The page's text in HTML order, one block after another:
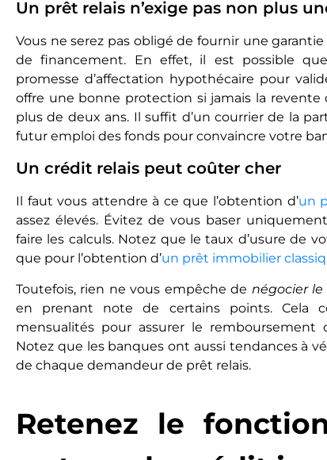
Un prêt relais n’exige pas non plus
Vous ne serez pas obligé de fournir une
de financement. En effet, il est possible
promesse d’affectation hypothécaire pour
offre une bonne protection si jamais la revente
plus de deux ans. Il suffit d’un courrier de la
futur emploi des fonds pour convaincre votre
Un crédit relais peut coûter cher
Il faut vous attendre à ce que l’obtention d’un
assez élevés. Évitez de vous baser
faire les calculs. Notez que le taux d’usure de
que pour l’obtention d’un prêt immobilier
Toutefois, rien ne vous empêche de négocier
en prenant note de certains points. Cela
mensualités pour assurer le remboursement
Notez que les banques ont aussi tendances à
de chaque demandeur de prêt relais.
Retenez le